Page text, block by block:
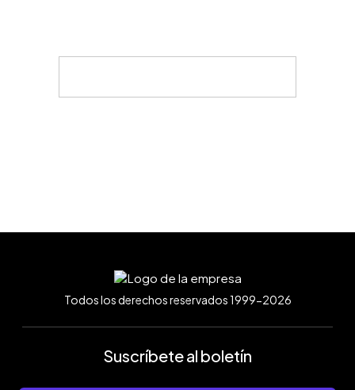
Todos los derechos reservados 1999-2026
Suscríbete al boletín